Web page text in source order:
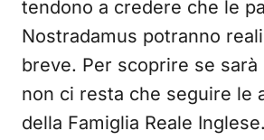
tendono a credere che le
Nostradamus potranno
breve. Per scoprire se sarà
non ci resta che seguire le
della Famiglia Reale